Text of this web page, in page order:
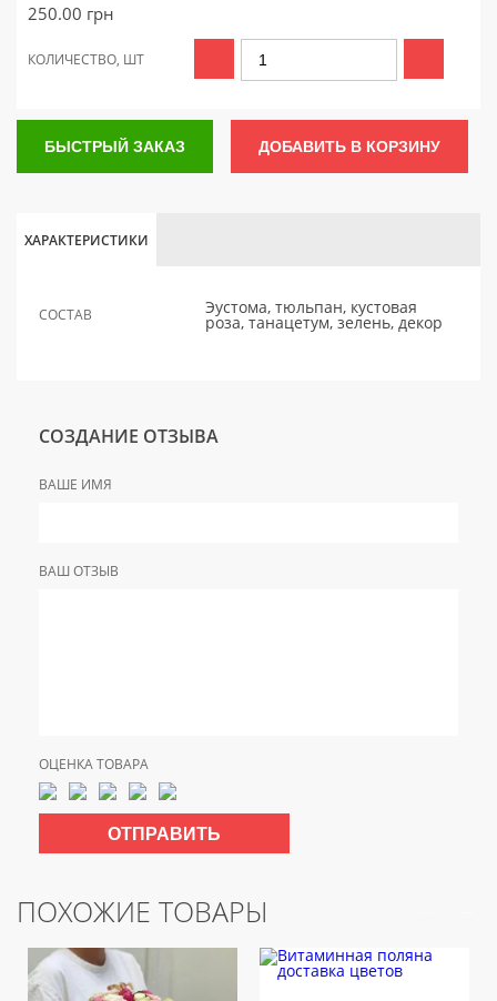
250.00 грн
КОЛИЧЕСТВО, ШТ
БЫСТРЫЙ ЗАКАЗ ДОБАВИТЬ В КОРЗИНУ
ХАРАКТЕРИСТИКИ
СОСТАВ Эустома, тюльпан, кустовая
роза, танацетум, зелень, декор
СОЗДАНИЕ ОТЗЫВА
ВАШЕ ИМЯ
ВАШ ОТЗЫВ
ОЦЕНКА ТОВАРА
ПОХОЖИЕ ТОВАРЫ